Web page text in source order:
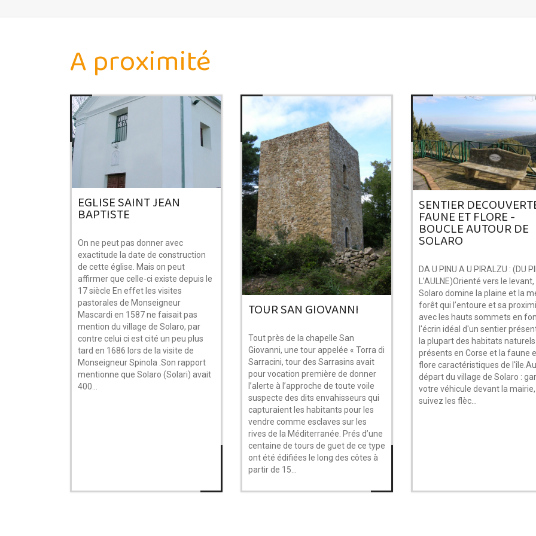
A proximité
EGLISE SAINT JEAN
BAPTISTE
On ne peut pas donner avec
exactitude la date de construction
de cette église. Mais on peut
affirmer que celle-ci existe depuis le
17 siècle En effet les visites
pastorales de Monseigneur
Mascardi en 1587 ne faisait pas
mention du village de Solaro, par
contre celui ci est cité un peu plus
tard en 1686 lors de la visite de
Monseigneur Spinola .Son rapport
mentionne que Solaro (Solari) avait
400...
TOUR SAN GIOVANNI
Tout près de la chapelle San
Giovanni, une tour appelée « Torra di
Sarracini, tour des Sarrasins avait
pour vocation première de donner
l’alerte à l’approche de toute voile
suspecte des dits envahisseurs qui
capturaient les habitants pour les
vendre comme esclaves sur les
rives de la Méditerranée. Prés d’une
centaine de tours de guet de ce type
ont été édifiées le long des côtes à
partir de 15...
SENTIER
FAUNE ET FLORE -
BOUCLE AUTOUR DE
SOLARO
DA U PINU A U PIRALZU : (DU
L’AULNE)Orienté vers le levant,
Solaro domine la plaine et la
forêt qui l’entoure et sa
avec les hauts sommets en
l'écrin idéal d'un sentier
la plupart des habitats naturels
présents en Corse et la faune
flore caractéristiques de l'île.Au
départ du village de Solaro :
votre véhicule devant la mairie,
suivez les flèc...